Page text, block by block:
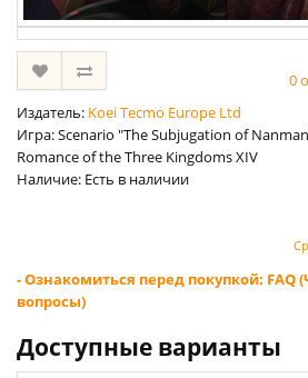
0
Издатель: Koei Tecmo Europe Ltd
Игра: Scenario "The Subjugation of
Romance of the Three Kingdoms XIV
Наличие: Есть в наличии
- Ознакомиться перед покупкой: FAQ
вопросы)
Доступные варианты